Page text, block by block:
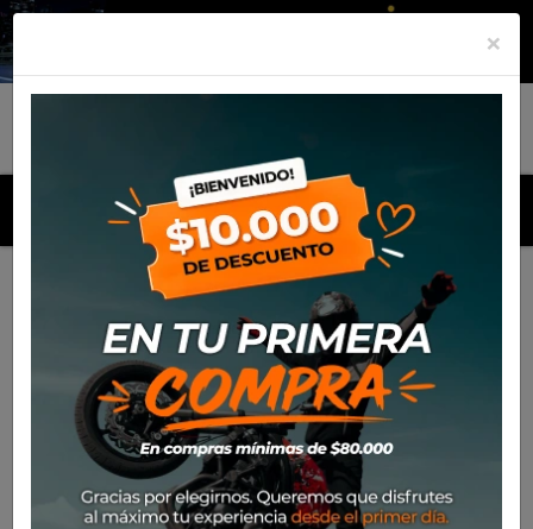
MENU
Productos
Neumatico Eurogrip 100/90-18 55P
ATT455 Remora
×